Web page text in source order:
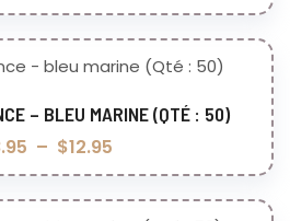
des options
– BLEU MARINE (QTÉ : 50)
– $12.95